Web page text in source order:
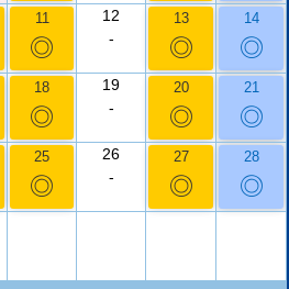
11
◎
12
-
13
◎
14
◎
18
◎
19
-
20
◎
21
◎
25
◎
26
-
27
◎
28
◎